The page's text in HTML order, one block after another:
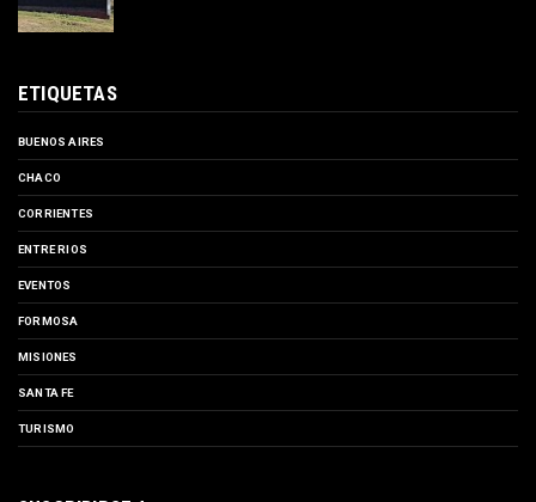
ETIQUETAS
BUENOS AIRES
CHACO
CORRIENTES
ENTRE RIOS
EVENTOS
FORMOSA
MISIONES
SANTA FE
TURISMO